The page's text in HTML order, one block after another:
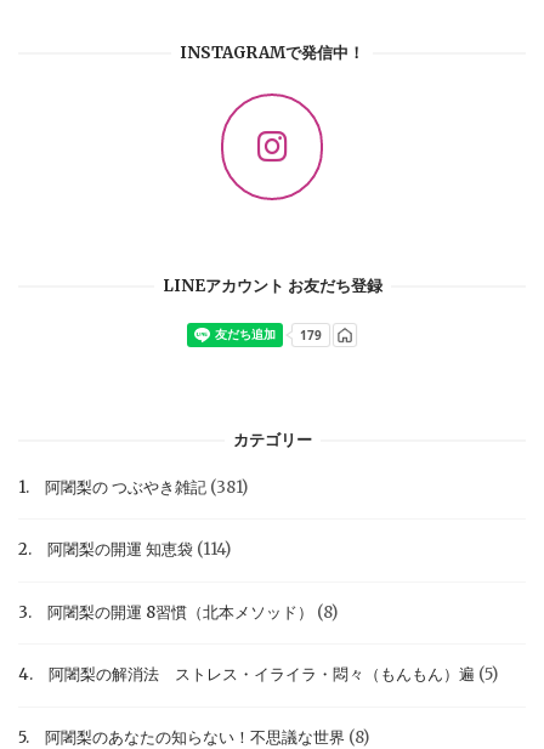
INSTAGRAMで発信中！
LINEアカウント お友だち登録
カテゴリー
1. 阿闍梨の つぶやき雑記 (381)
2. 阿闍梨の開運 知恵袋 (114)
3. 阿闍梨の開運 8習慣（北本メソッド） (8)
4. 阿闍梨の解消法 ストレス・イライラ・悶々（もんもん）遍 (5)
5. 阿闍梨のあなたの知らない！不思議な世界 (8)